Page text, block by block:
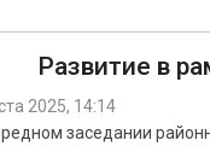
Развитие в
2025, 14:14
заседании